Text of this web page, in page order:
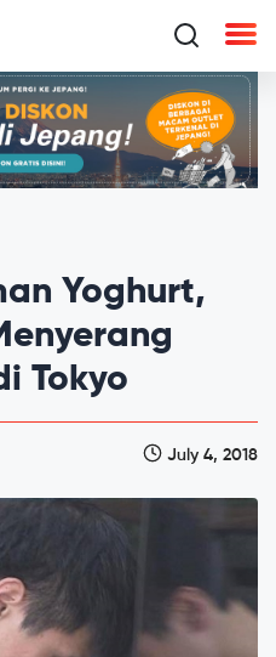
Yoghurt,
Tokyo
July 4, 2018